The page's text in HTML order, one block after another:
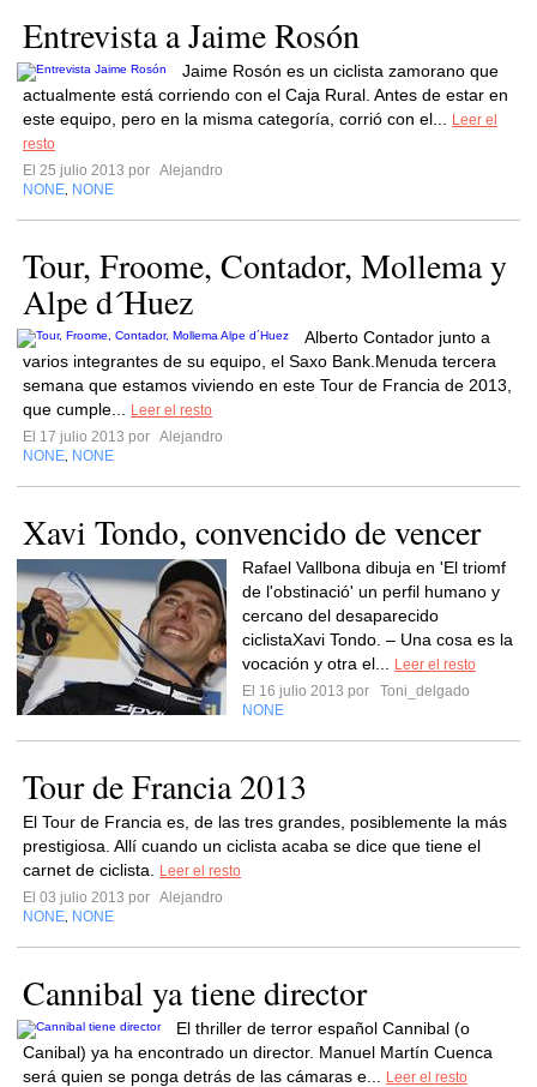
Entrevista a Jaime Rosón
Jaime Rosón es un ciclista zamorano que
actualmente está corriendo con el Caja Rural. Antes de estar en
este equipo, pero en la misma categoría, corrió con el...
Leer el
resto
El 25 julio 2013 por Alejandro
NONE NONE
Tour, Froome, Contador, Mollema y
Alpe d´Huez
Alberto Contador junto a
varios integrantes de su equipo, el Saxo Bank.Menuda tercera
semana que estamos viviendo en este Tour de Francia de 2013,
que cumple...
Leer el resto
El 17 julio 2013 por Alejandro
NONE NONE
Xavi Tondo, convencido de vencer
Rafael Vallbona dibuja en 'El triomf
de l'obstinació' un perfil humano y
cercano del desaparecido
ciclistaXavi Tondo. – Una cosa es la
vocación y otra el...
Leer el resto
El 16 julio 2013 por
Toni_delgado
NONE
Tour de Francia 2013
El Tour de Francia es, de las tres grandes, posiblemente la más
prestigiosa. Allí cuando un ciclista acaba se dice que tiene el
carnet de ciclista.
Leer el resto
El 03 julio 2013 por Alejandro
NONE NONE
Cannibal ya tiene director
El thriller de terror español Cannibal (o
Canibal) ya ha encontrado un director. Manuel Martín Cuenca
será quien se ponga detrás de las cámaras e...
Leer el resto